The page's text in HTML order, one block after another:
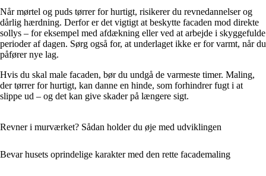
Når mørtel og puds tørrer for hurtigt, risikerer du revnedannelser og
dårlig hærdning. Derfor er det vigtigt at beskytte facaden mod direkte
sollys – for eksempel med afdækning eller ved at arbejde i skyggefulde
perioder af dagen. Sørg også for, at underlaget ikke er for varmt, når du
påfører nye lag.
Hvis du skal male facaden, bør du undgå de varmeste timer. Maling,
der tørrer for hurtigt, kan danne en hinde, som forhindrer fugt i at
slippe ud – og det kan give skader på længere sigt.
Revner i murværket? Sådan holder du øje med udviklingen
Bevar husets oprindelige karakter med den rette facademaling